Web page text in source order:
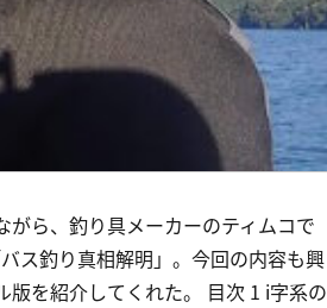
ら、釣り具メーカーのティムコで
ス釣り真相解明」。今回の内容も興
を紹介してくれた。 目次 1 i字系の